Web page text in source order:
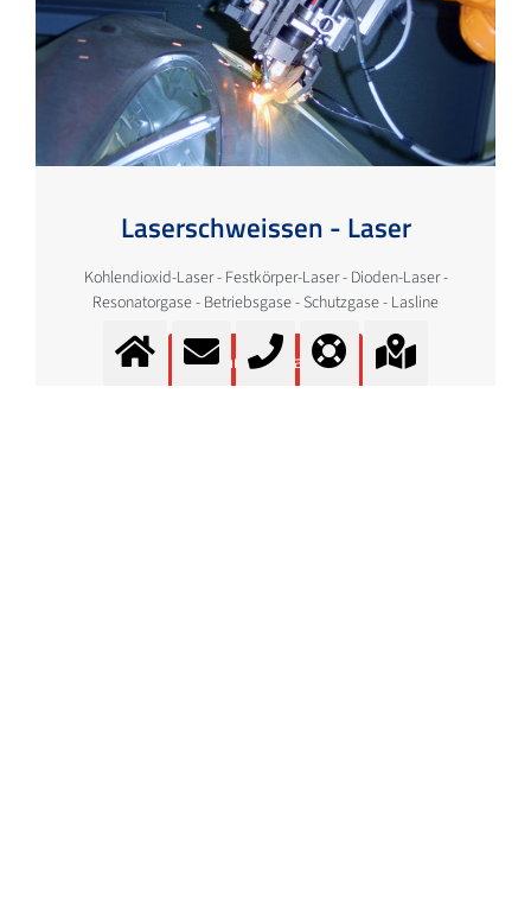
Laserschweissen - Laser
Kohlendioxid-Laser - Festkörper-Laser - Dioden-Laser -
Resonatorgase - Betriebsgase - Schutzgase - Lasline
Mehr Information